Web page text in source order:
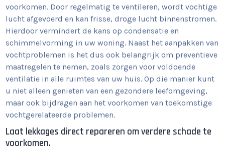
voorkomen. Door regelmatig te ventileren, wordt vochtige
lucht afgevoerd en kan frisse, droge lucht binnenstromen.
Hierdoor vermindert de kans op condensatie en
schimmelvorming in uw woning. Naast het aanpakken van
vochtproblemen is het dus ook belangrijk om preventieve
maatregelen te nemen, zoals zorgen voor voldoende
ventilatie in alle ruimtes van uw huis. Op die manier kunt
u niet alleen genieten van een gezondere leefomgeving,
maar ook bijdragen aan het voorkomen van toekomstige
vochtgerelateerde problemen.
Laat lekkages direct repareren om verdere schade te
voorkomen.